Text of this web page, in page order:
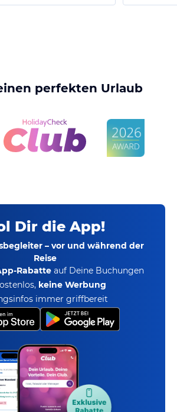
perfekten Urlaub
Dir die App!
– vor und während der
Reise
Rabatte auf Deine Buchungen
keine Werbung
immer griffbereit